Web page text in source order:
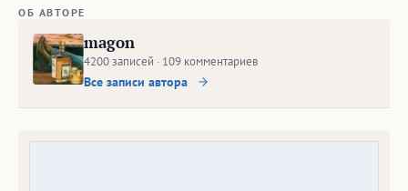
ОБ АВТОРЕ
magon
4200 записей · 109 комментариев
Все записи автора